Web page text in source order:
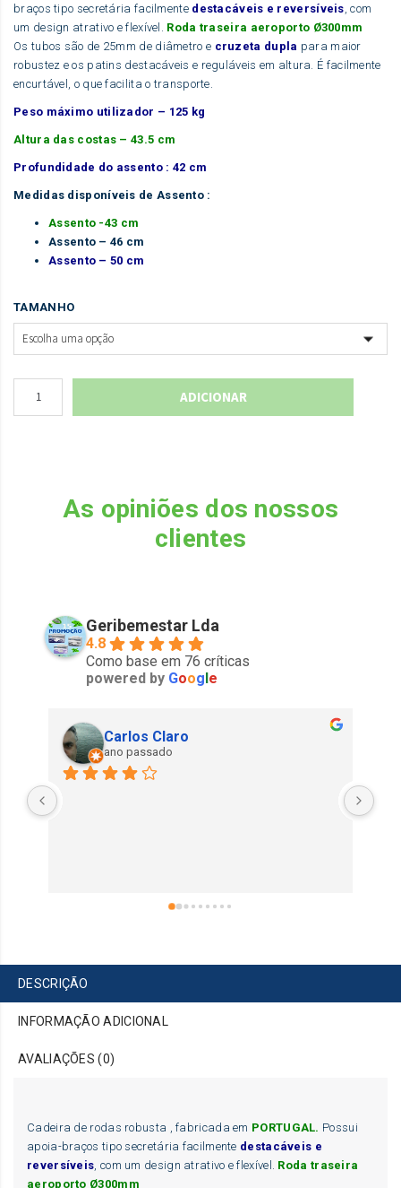
braços tipo secretária facilmente destacáveis e reversíveis , com
um design atrativo e flexível. Roda traseira aeroporto Ø300mm
Os tubos são de 25mm de diâmetro e cruzeta dupla para maior
robustez e os patins destacáveis e reguláveis em altura. É facilmente
encurtável, o que facilita o transporte.
Peso máximo utilizador – 125 kg
Altura das costas – 43.5 cm
Profundidade do assento : 42 cm
Medidas disponíveis de Assento :
Assento -43 cm
Assento – 46 cm
Assento – 50 cm
TAMANHO
ADICIONAR
As opiniões dos nossos
clientes
Geribemestar Lda
4.8
Como base em 76 críticas
powered by Google
Carlos Claro
ano passado
DESCRIÇÃO
INFORMAÇÃO ADICIONAL
AVALIAÇÕES (0)
Cadeira de rodas robusta , fabricada em PORTUGAL. Possui
apoia-braços tipo secretária facilmente destacáveis e
reversíveis , com um design atrativo e flexível. Roda traseira
aeroporto Ø300mm